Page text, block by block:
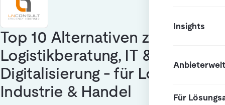
Insights
Anbieterwelt
Für
Top 10 Alternativen zu
Logistikberatung, IT &
Digitalisierung - für Logistik,
Industrie & Handel